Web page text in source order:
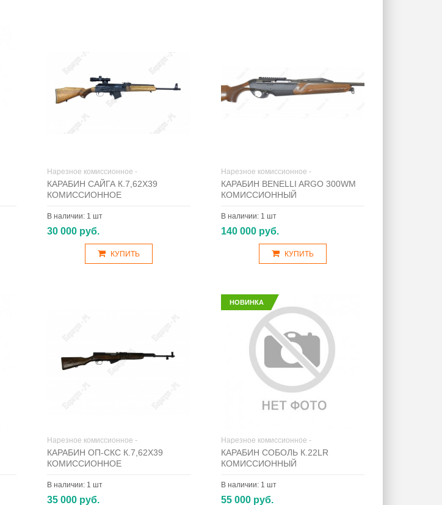
Нарезное комиссионное -
КАРАБИН САЙГА К.7,62Х39
КОМИССИОННОЕ
В наличии: 1 шт
30 000 руб.
КУПИТЬ
Нарезное комиссионное -
КАРАБИН BENELLI ARGO 300WМ
КОМИССИОННЫЙ
В наличии: 1 шт
140 000 руб.
КУПИТЬ
Нарезное комиссионное -
КАРАБИН ОП-СКС К.7,62Х39
КОМИССИОННОЕ
В наличии: 1 шт
35 000 руб.
НОВИНКА
Нарезное комиссионное -
КАРАБИН СОБОЛЬ К.22LR
КОМИССИОННЫЙ
В наличии: 1 шт
55 000 руб.